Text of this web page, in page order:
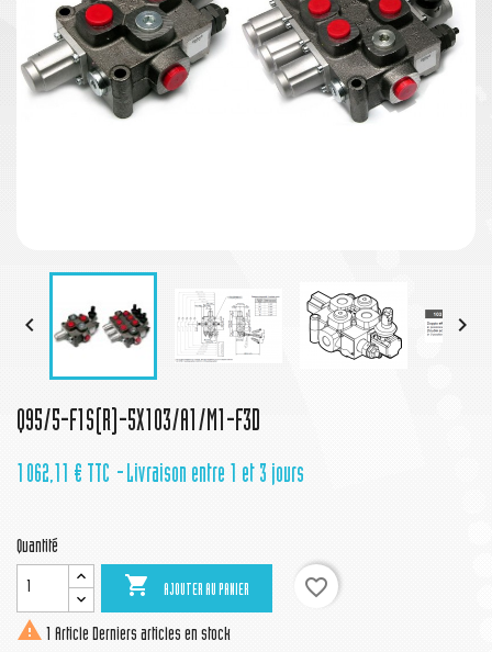
 
Q95/5-F1S(R)-5X103/A1/M1-F3D
1 062,11 € TTC Livraison entre 1 et 3 jours
Quantité
 AJOUTER AU PANIER
favorite_border
 1 Article Derniers articles en stock